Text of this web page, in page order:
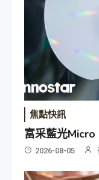
焦點快訊
富采藍光
2026-08-05